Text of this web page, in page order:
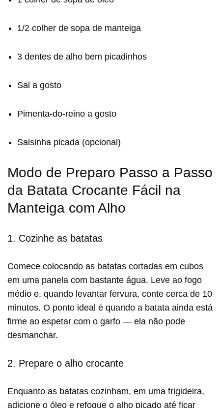
1/2 colher de sopa de manteiga
3 dentes de alho bem picadinhos
Sal a gosto
Pimenta-do-reino a gosto
Salsinha picada (opcional)
Modo de Preparo Passo a Passo
da Batata Crocante Fácil na
Manteiga com Alho
1. Cozinhe as batatas
Comece colocando as batatas cortadas em cubos
em uma panela com bastante água. Leve ao fogo
médio e, quando levantar fervura, conte cerca de 10
minutos. O ponto ideal é quando a batata ainda está
firme ao espetar com o garfo — ela não pode
desmanchar.
2. Prepare o alho crocante
Enquanto as batatas cozinham, em uma frigideira,
adicione o óleo e refogue o alho picado até ficar